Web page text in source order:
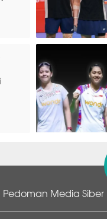
Pedoman Media Siber